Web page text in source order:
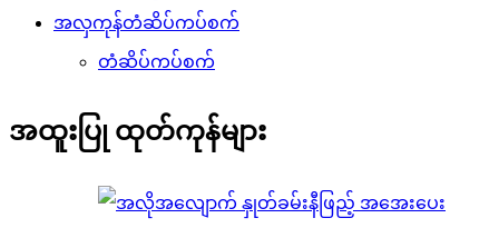
အလှကုန်တံဆိပ်ကပ်စက်
တံဆိပ်ကပ်စက်
အထူးပြု ထုတ်ကုန်များ